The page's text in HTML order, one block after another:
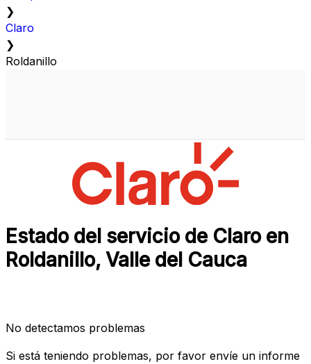
❯
Claro
❯
Roldanillo
Estado del servicio de Claro en
Roldanillo, Valle del Cauca
No detectamos problemas
Si está teniendo problemas, por favor envíe un informe